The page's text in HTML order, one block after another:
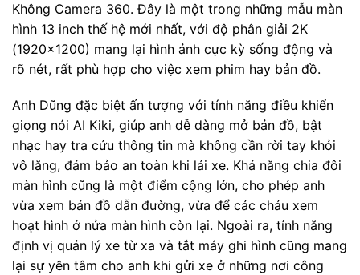
Không Camera 360. Đây là một trong những mẫu màn
hình 13 inch thế hệ mới nhất, với độ phân giải 2K
(1920×1200) mang lại hình ảnh cực kỳ sống động và
rõ nét, rất phù hợp cho việc xem phim hay bản đồ.
Anh Dũng đặc biệt ấn tượng với tính năng điều khiển
giọng nói AI Kiki, giúp anh dễ dàng mở bản đồ, bật
nhạc hay tra cứu thông tin mà không cần rời tay khỏi
vô lăng, đảm bảo an toàn khi lái xe. Khả năng chia đôi
màn hình cũng là một điểm cộng lớn, cho phép anh
vừa xem bản đồ dẫn đường, vừa để các cháu xem
hoạt hình ở nửa màn hình còn lại. Ngoài ra, tính năng
định vị quản lý xe từ xa và tắt máy ghi hình cũng mang
lại sự yên tâm cho anh khi gửi xe ở những nơi công